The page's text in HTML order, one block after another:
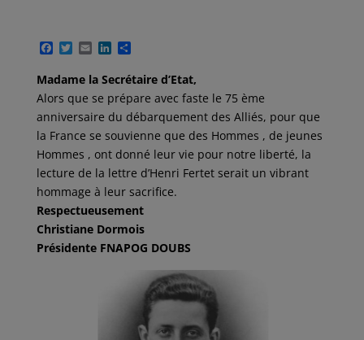
F
c
e
b
o
o
k
T
i
t
t
e
r
E
a
i
l
L
n
k
e
d
I
n
P
r
t
a
g
e
r
Madame la Secrétaire d’Etat,
Alors que se prépare avec faste le 75 ème
anniversaire du débarquement des Alliés, pour que
la France se souvienne que des Hommes , de jeunes
Hommes , ont donné leur vie pour notre liberté, la
lecture de la lettre d’Henri Fertet serait un vibrant
hommage à leur sacrifice.
Respectueusement
Christiane Dormois
Présidente FNAPOG DOUBS